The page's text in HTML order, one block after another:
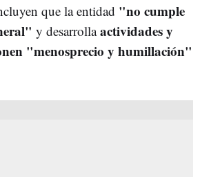
que la entidad "no cumple
y desarrollaactividades y
"menosprecio y humillación"